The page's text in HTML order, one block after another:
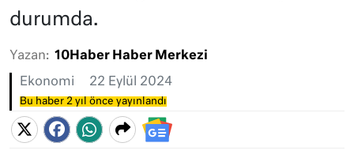
durumda.
Yazan: 10Haber Haber Merkezi
Ekonomi 22 Eylül 2024
Bu haber 2 yıl önce yayınlandı